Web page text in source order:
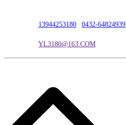
13944253180 0432-64824939
YL3180@163.COM